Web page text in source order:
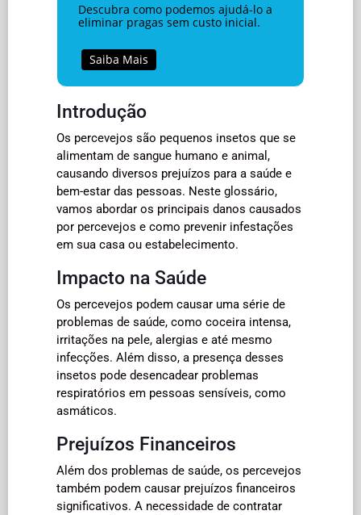
Descubra como podemos ajudá-lo a
eliminar pragas sem custo inicial.
Saiba Mais
Introdução
Os percevejos são pequenos insetos que se
alimentam de sangue humano e animal,
causando diversos prejuízos para a saúde e
bem-estar das pessoas. Neste glossário,
vamos abordar os principais danos causados
por percevejos e como prevenir infestações
em sua casa ou estabelecimento.
Impacto na Saúde
Os percevejos podem causar uma série de
problemas de saúde, como coceira intensa,
irritações na pele, alergias e até mesmo
infecções. Além disso, a presença desses
insetos pode desencadear problemas
respiratórios em pessoas sensíveis, como
asmáticos.
Prejuízos Financeiros
Além dos problemas de saúde, os percevejos
também podem causar prejuízos financeiros
significativos. A necessidade de contratar